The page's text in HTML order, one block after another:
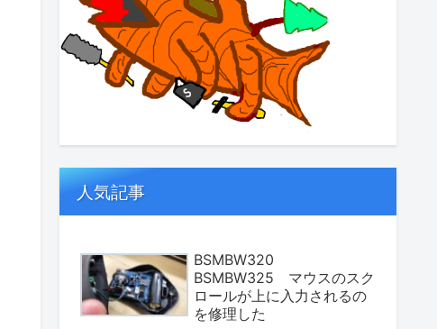
人気記事
BSMBW320
BSMBW325 マウスのスク
ロールが上に入力されるの
を修理した